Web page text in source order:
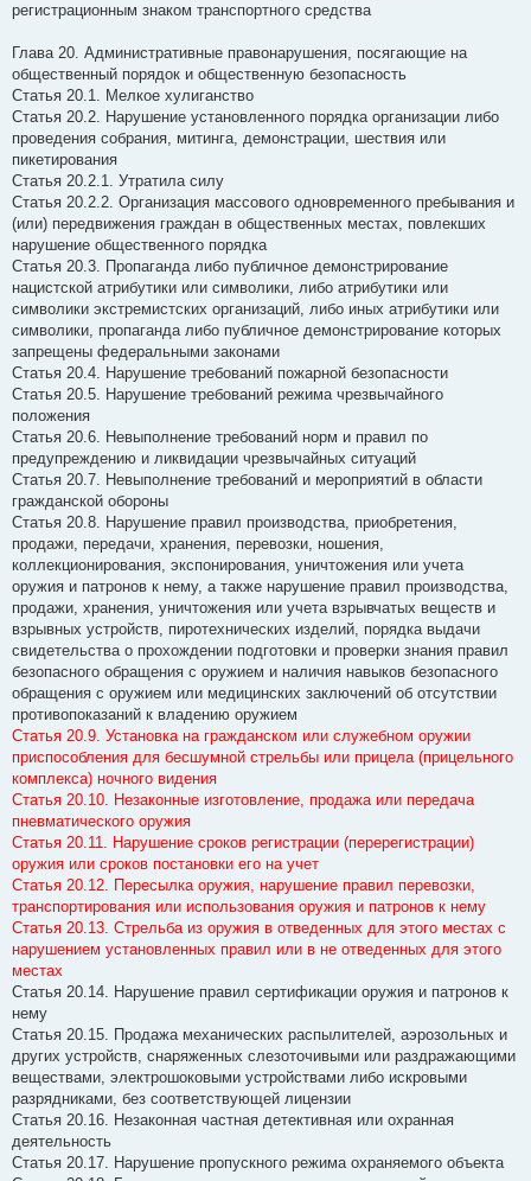
регистрационным знаком транспортного средства
Глава 20. Административные правонарушения, посягающие на
общественный порядок и общественную безопасность
Статья 20.1. Мелкое хулиганство
Статья 20.2. Нарушение установленного порядка организации либо
проведения собрания, митинга, демонстрации, шествия или
пикетирования
Статья 20.2.1. Утратила силу
Статья 20.2.2. Организация массового одновременного пребывания и
(или) передвижения граждан в общественных местах, повлекших
нарушение общественного порядка
Статья 20.3. Пропаганда либо публичное демонстрирование
нацистской атрибутики или символики, либо атрибутики или
символики экстремистских организаций, либо иных атрибутики или
символики, пропаганда либо публичное демонстрирование которых
запрещены федеральными законами
Статья 20.4. Нарушение требований пожарной безопасности
Статья 20.5. Нарушение требований режима чрезвычайного
положения
Статья 20.6. Невыполнение требований норм и правил по
предупреждению и ликвидации чрезвычайных ситуаций
Статья 20.7. Невыполнение требований и мероприятий в области
гражданской обороны
Статья 20.8. Нарушение правил производства, приобретения,
продажи, передачи, хранения, перевозки, ношения,
коллекционирования, экспонирования, уничтожения или учета
оружия и патронов к нему, а также нарушение правил производства,
продажи, хранения, уничтожения или учета взрывчатых веществ и
взрывных устройств, пиротехнических изделий, порядка выдачи
свидетельства о прохождении подготовки и проверки знания правил
безопасного обращения с оружием и наличия навыков безопасного
обращения с оружием или медицинских заключений об отсутствии
противопоказаний к владению оружием
Статья 20.9. Установка на гражданском или служебном оружии
приспособления для бесшумной стрельбы или прицела (прицельного
комплекса) ночного видения
Статья 20.10. Незаконные изготовление, продажа или передача
пневматического оружия
Статья 20.11. Нарушение сроков регистрации (перерегистрации)
оружия или сроков постановки его на учет
Статья 20.12. Пересылка оружия, нарушение правил перевозки,
транспортирования или использования оружия и патронов к нему
Статья 20.13. Стрельба из оружия в отведенных для этого местах с
нарушением установленных правил или в не отведенных для этого
местах
Статья 20.14. Нарушение правил сертификации оружия и патронов к
нему
Статья 20.15. Продажа механических распылителей, аэрозольных и
других устройств, снаряженных слезоточивыми или раздражающими
веществами, электрошоковыми устройствами либо искровыми
разрядниками, без соответствующей лицензии
Статья 20.16. Незаконная частная детективная или охранная
деятельность
Статья 20.17. Нарушение пропускного режима охраняемого объекта